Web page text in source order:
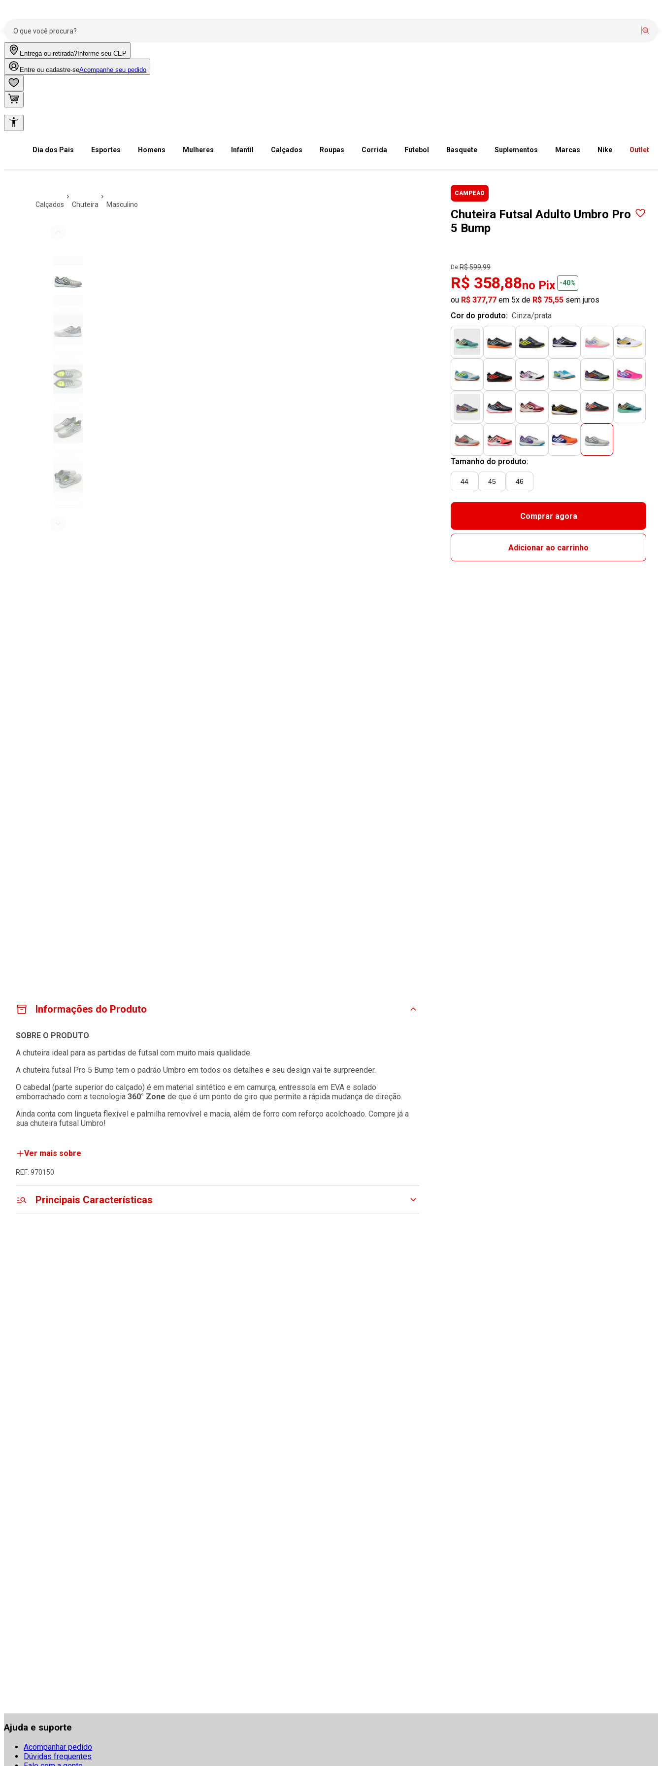
Entrega ou retirada? Informe seu CEP
Entre ou cadastre-seAcompanhe seu pedido
Dia dos Pais Esportes Homens Mulheres Infantil Calçados Roupas Corrida Futebol Basquete Suplementos Marcas Nike Outlet
calçados chuteira masculino
CAMPEAO
Chuteira Futsal Adulto Umbro Pro
5 Bump
De:R$ 599,99
R$ 358,88no Pix -40%
ou R$ 377,77 em 5x de R$ 75,55 sem juros
Cor do produto:
cinza/prata
Tamanho do produto:
44 45 46
Comprar agora
Adicionar ao carrinho
Informações do Produto
SOBRE O PRODUTO
A chuteira ideal para as partidas de futsal com muito mais qualidade.
A chuteira futsal Pro 5 Bump tem o padrão Umbro em todos os detalhes e seu design vai te surpreender.
O cabedal (parte superior do calçado) é em material sintético e em camurça, entressola em EVA e solado
emborrachado com a tecnologia 360° Zone de que é um ponto de giro que permite a rápida mudança de direção.
Ainda conta com lingueta flexível e palmilha removível e macia, além de forro com reforço acolchoado. Compre já a
sua chuteira futsal Umbro!
Ver mais sobre
REF: 970150
Principais Características
Ajuda e suporte
Acompanhar pedido
Dúvidas frequentes